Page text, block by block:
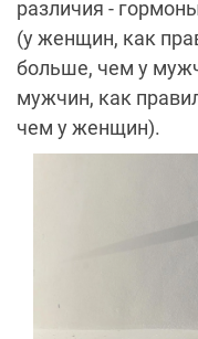
различия -
(у женщин, как
больше, чем у
мужчин, как
чем у женщин).